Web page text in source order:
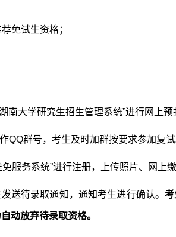
免试生资格；
大学研究生招生管理系统”进行网上预
QQ群号，考生及时加群按要求参加复试
服务系统”进行注册，上传照片、网上缴
送待录取通知，通知考生进行确认。
动放弃待录取资格。